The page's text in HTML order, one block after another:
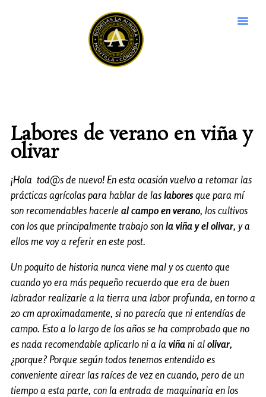
Labores de verano en viña y
olivar
¡Hola tod@s de nuevo! En esta ocasión vuelvo a retomar las
prácticas agrícolas para hablar de las laboresque para mí
son recomendables hacerle al campo en verano, los cultivos
con los que principalmente trabajo son la viña y el olivar, y a
ellos me voy a referir en este post.
Un poquito de historia nunca viene mal y os cuento que
cuando yo era más pequeño recuerdo que era de buen
labrador realizarle a la tierra una labor profunda, en torno a
20 cm aproximadamente, si no parecía que ni entendías de
campo. Esto a lo largo de los años se ha comprobado que no
es nada recomendable aplicarlo ni a la viña ni al olivar,
¿porque? Porque según todos tenemos entendido es
conveniente airear las raíces de vez en cuando, pero de un
tiempo a esta parte, con la entrada de maquinaria en los